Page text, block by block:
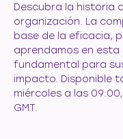
Descubra la historia
organización. La
base de la eficacia,
aprendamos en esta
fundamental para
impacto. Disponible
miércoles a las 09:00,
GMT.